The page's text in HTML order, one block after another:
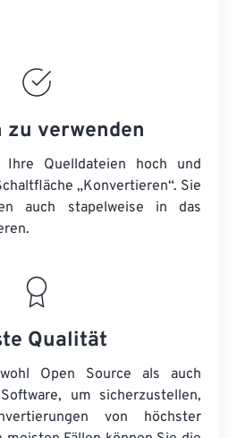
zu verwenden
Ihre Quelldateien hoch und
„Konvertieren“. Sie
auch stapelweise in das
Qualität
Open Source als auch
um sicherzustellen,
von höchster